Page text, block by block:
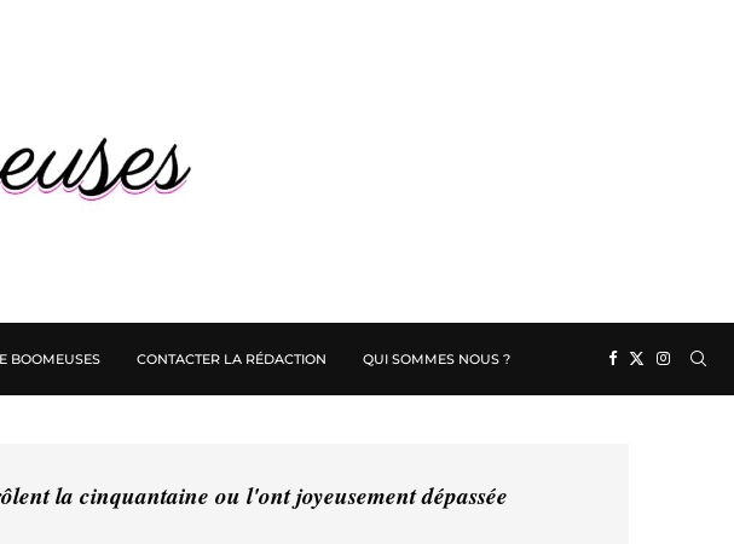
BOOMEUSES CONTACTER LA RÉDACTION QUI SOMMES NOUS ?
la cinquantaine ou l'ont joyeusement dépassée